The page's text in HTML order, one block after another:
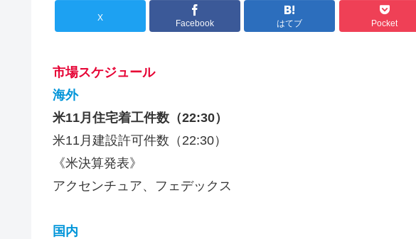
X
Facebook はてブ Pocket
市場スケジュール
海外
米11月住宅着工件数（22:30）
米11月建設許可件数（22:30）
《米決算発表》
アクセンチュア、フェデックス
国内